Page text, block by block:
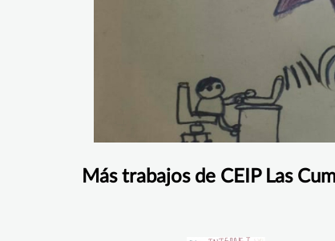
Más trabajos de CEIP Las